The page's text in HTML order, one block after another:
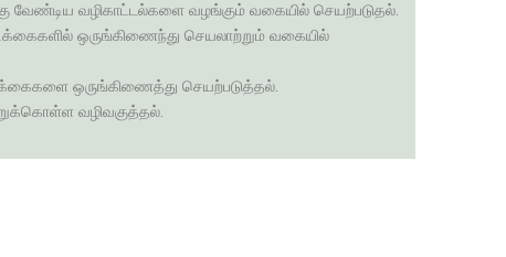
வேண்டிய வழிகாட்டல்களை வழங்கும் வகையில் செயற்படுதல்.
ஒருங்கிணைந்து செயலாற்றும் வகையில்
ஒருங்கிணைத்து செயற்படுத்தல்.
வழிவகுத்தல்.